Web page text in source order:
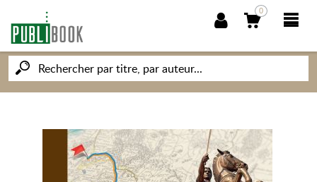
0
NOUVEAUTÉS
PUBLIBOOK
SOCIÉTÉ DES ÉCRIVAINS